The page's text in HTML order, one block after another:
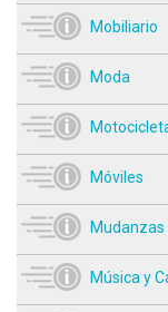
Mobiliario
Moda
Móviles
Mudanzas
Música y